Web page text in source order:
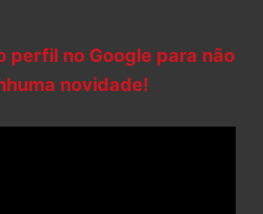
perfil no Google para não
novidade!